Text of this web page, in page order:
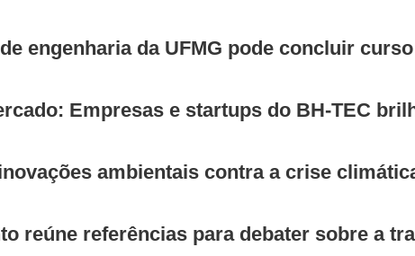
engenharia da UFMG pode concluir
Empresas e startups do BH-TEC
ambientais contra a crise
reúne referências para debater sobre a